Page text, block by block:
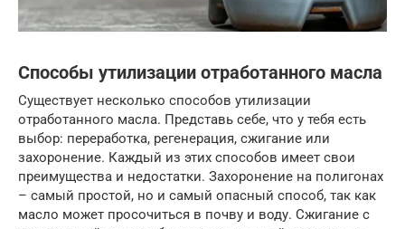
Способы утилизации отработанного масла
Существует несколько способов утилизации
отработанного масла. Представь себе, что у тебя есть
выбор: переработка, регенерация, сжигание или
захоронение. Каждый из этих способов имеет свои
преимущества и недостатки. Захоронение на полигонах
– самый простой, но и самый опасный способ, так как
масло может просочиться в почву и воду. Сжигание с